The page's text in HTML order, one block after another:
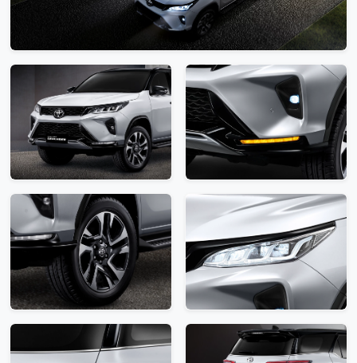
Aftersales
Event
Our branches
Service Appointment